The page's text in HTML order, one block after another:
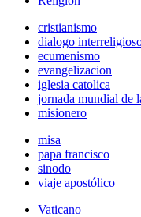
cristianismo
dialogo
ecumenismo
evangelizacion
iglesia catolica
jornada mundial de
misionero
misa
papa francisco
sinodo
viaje apostólico
Vaticano